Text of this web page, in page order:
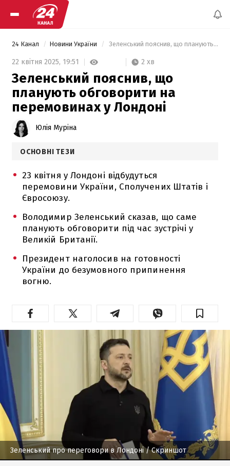
24 Канал Новини України Зеленський пояснив, що планують обговорити на перемовинах у Лондоні
22 квітня 2025, 19:51 2 хв
Зеленський пояснив, що
планують обговорити на
перемовинах у Лондоні
Юлія Муріна
ОСНОВНІ ТЕЗИ
23 квітня у Лондоні відбудуться
перемовини України, Сполучених Штатів і
Євросоюзу.
Володимир Зеленський сказав, що саме
планують обговорити під час зустрічі у
Великій Британії.
Президент наголосив на готовності
України до безумовного припинення
вогню.
Зеленський про переговори в Лондоні/ Скриншот